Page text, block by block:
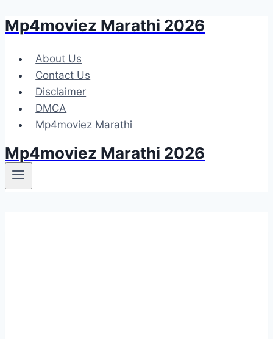
Skip
content
Mp4moviez Marathi 2026
About Us
Contact Us
Disclaimer
DMCA
Mp4moviez Marathi
Mp4moviez Marathi 2026